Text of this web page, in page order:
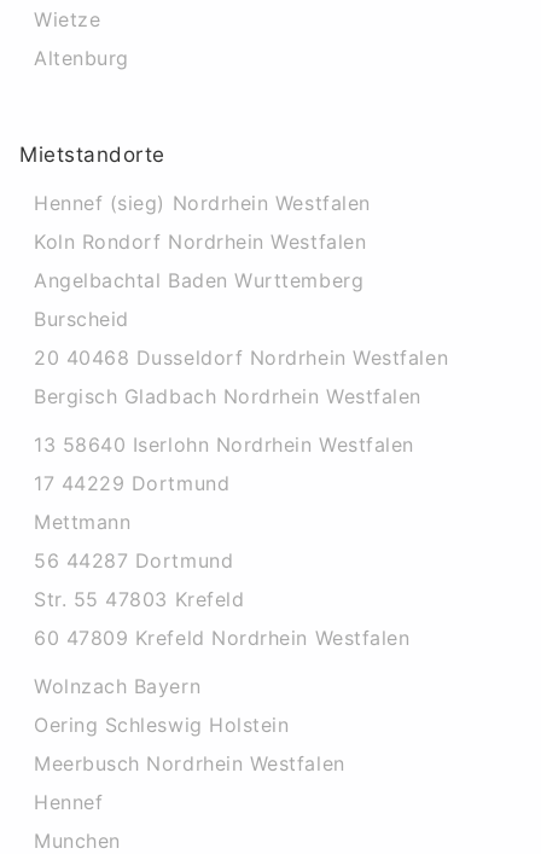
Wietze
Altenburg
Mietstandorte
Hennef (sieg) Nordrhein Westfalen
Koln Rondorf Nordrhein Westfalen
Angelbachtal Baden Wurttemberg
Burscheid
20 40468 Dusseldorf Nordrhein Westfalen
Bergisch Gladbach Nordrhein Westfalen
13 58640 Iserlohn Nordrhein Westfalen
17 44229 Dortmund
Mettmann
56 44287 Dortmund
Str. 55 47803 Krefeld
60 47809 Krefeld Nordrhein Westfalen
Wolnzach Bayern
Oering Schleswig Holstein
Meerbusch Nordrhein Westfalen
Hennef
Munchen